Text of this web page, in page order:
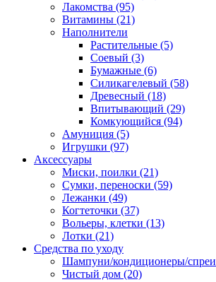
Лакомства (95)
Витамины (21)
Наполнители
Растительные (5)
Соевый (3)
Бумажные (6)
Силикагелевый (58)
Древесный (18)
Впитывающий (29)
Комкующийся (94)
Амуниция (5)
Игрушки (97)
Аксессуары
Миски, поилки (21)
Сумки, переноски (59)
Лежанки (49)
Когтеточки (37)
Вольеры, клетки (13)
Лотки (21)
Средства по уходу
Шампуни/кондиционеры/спреи
Чистый дом (20)